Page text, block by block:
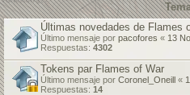
Últimas novedades de Flames
Último mensaje por pacofores « 13
Respuestas: 4302
Tokens par Flames of War
Último mensaje por Coronel_Oneill «
Respuestas: 14